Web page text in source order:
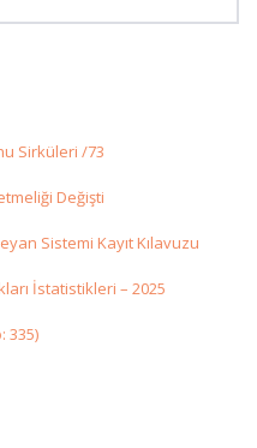
Sirküleri /73
Değişti
Sistemi Kayıt Kılavuzu
İstatistikleri – 2025
335)